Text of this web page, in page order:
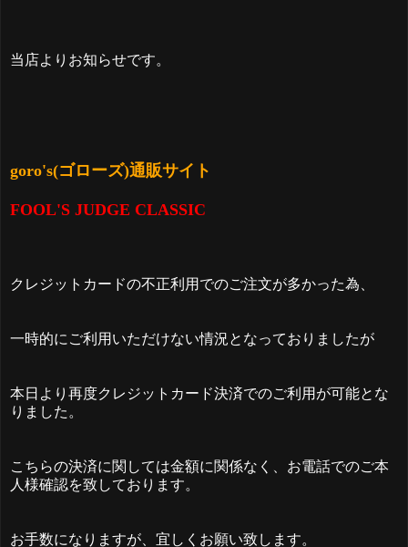
当店よりお知らせです。
goro's(ゴローズ)通販サイト
FOOL'S JUDGE CLASSIC
クレジットカードの不正利用でのご注文が多かった為、
一時的にご利用いただけない情況となっておりましたが
本日より再度クレジットカード決済でのご利用が可能とな
りました。
こちらの決済に関しては金額に関係なく、お電話でのご本
人様確認を致しております。
お手数になりますが、宜しくお願い致します。